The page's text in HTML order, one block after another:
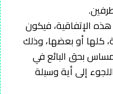
الإتفاقية، فيكون
كلها أو بعضها، وذلك
بحق البائع في
إلى أية وسيلة